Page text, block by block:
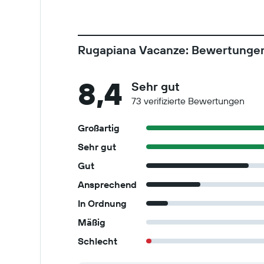
Rugapiana Vacanze:
8,4 Sehr gut
73 verifizierte Bewertungen
Großartig
Sehr gut
Gut
Ansprechend
In Ordnung
Mäßig
Schlecht